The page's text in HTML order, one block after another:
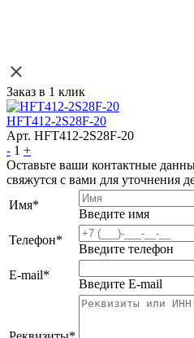
Заказ в 1 клик
HFT412-2S28F-20
Арт. HFT412-2S28F-20
- 1 +
Оставьте ваши контактные
свяжутся с вами для уточнения
Имя*
Введите имя
Телефон*
Введите телефон
E-mail*
Введите E-mail